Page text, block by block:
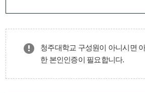
청주대학교 구성원이 아니시면
한 본인인증이 필요합니다.